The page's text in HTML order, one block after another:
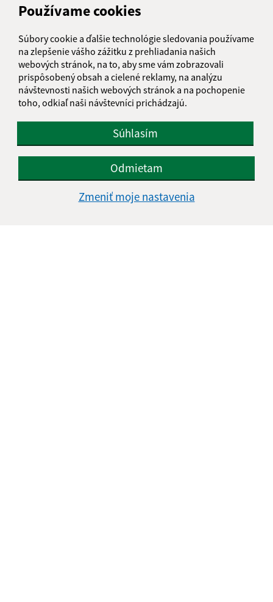
Používame cookies
Súbory cookie a ďalšie technológie sledovania používame
na zlepšenie vášho zážitku z prehliadania našich
webových stránok, na to, aby sme vám zobrazovali
prispôsobený obsah a cielené reklamy, na analýzu
návštevnosti našich webových stránok a na pochopenie
toho, odkiaľ naši návštevníci prichádzajú.
Súhlasím
Odmietam
Zmeniť moje nastavenia
+421 51/452 15 08
IČO: 00690554